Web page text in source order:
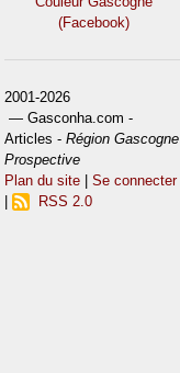
(Facebook)
2001-2026
— Gasconha.com -
Articles -Région Gascogne
Prospective
Plan du site |Se connecter
RSS 2.0